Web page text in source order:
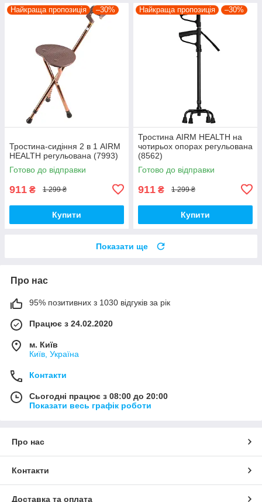
Найкраща пропозиція –30%
Тростина-сидіння 2 в 1 AIRM
HEALTH регульована (7993)
Готово до відправки
911 ₴ 1 299 ₴
Купити
Найкраща пропозиція –30%
Тростина AIRM HEALTH на
чотирьох опорах регульована
(8562)
Готово до відправки
911 ₴ 1 299 ₴
Купити
Показати ще
Про нас
95% позитивних з 1030 відгуків за рік
Працює з 24.02.2020
м. Київ
Київ, Україна
Контакти
Сьогодні працює з 08:00 до 20:00
Показати весь графік роботи
Про нас
Контакти
Доставка та оплата